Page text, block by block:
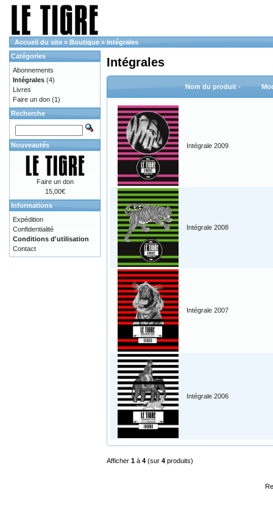
Accueil du site » Boutique » Intégrales
Intégrales
Nom du produit -
Intégrale 2009
Intégrale 2008
Intégrale 2007
Intégrale 2006
Afficher 1 à 4 (sur 4 produits)
Catégories
Abonnements
Intégrales (4)
Livres
Faire un don (1)
Recherche
Nouveautés
Faire un don
15,00€
Informations
Expédition
Confidentialité
Conditions d'utilisation
Contact